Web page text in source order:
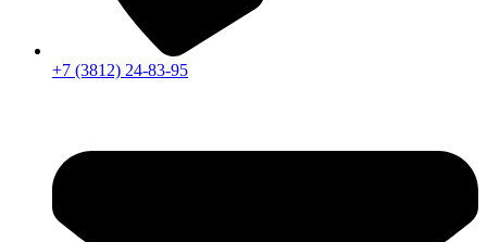
+7 (3812) 24-83-95